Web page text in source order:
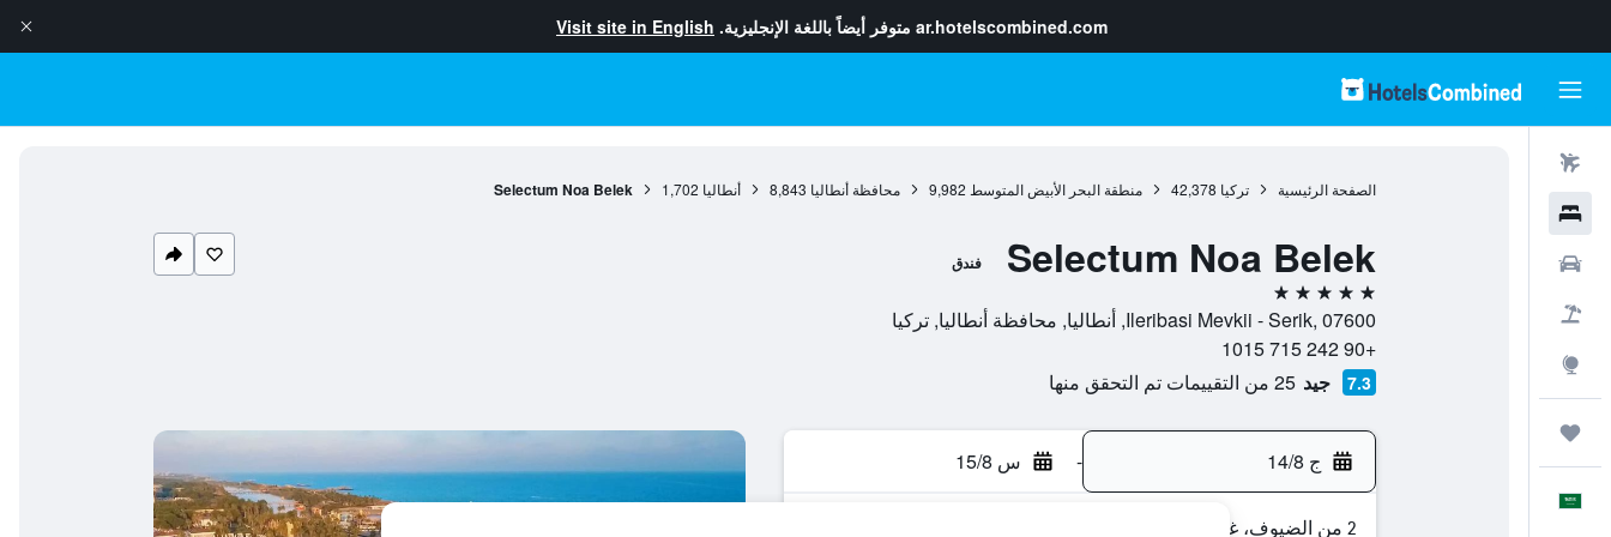
ar.hotelscombined.com متوفر أيضاً باللغة الإنجليزية. Visit site in English
الصفحة الرئيسية تركيا 42,378 منطقة البحر الأبيض المتوسط 9,982 محافظة أنطاليا 8,843 أنطاليا 1,702
Selectum Noa Belek
Selectum Noa Belek فندق
5 نجوم
Ileribasi Mevkii - Serik, 07600, أنطاليا, محافظة أنطاليا, تركيا
+90 242 715 1015
7.3 جيد 25 من التقييمات تم التحقق منها
ج 14/8 - س 15/8
2 من الضيوف، غرفة واحدة